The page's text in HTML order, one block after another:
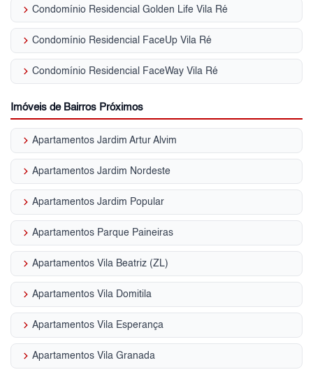
keyboard_arrow_right Condomínio Residencial Golden Life Vila Ré
keyboard_arrow_right Condomínio Residencial FaceUp Vila Ré
keyboard_arrow_right Condomínio Residencial FaceWay Vila Ré
Imóveis de Bairros Próximos
keyboard_arrow_right Apartamentos Jardim Artur Alvim
keyboard_arrow_right Apartamentos Jardim Nordeste
keyboard_arrow_right Apartamentos Jardim Popular
keyboard_arrow_right Apartamentos Parque Paineiras
keyboard_arrow_right Apartamentos Vila Beatriz (ZL)
keyboard_arrow_right Apartamentos Vila Domitila
keyboard_arrow_right Apartamentos Vila Esperança
keyboard_arrow_right Apartamentos Vila Granada